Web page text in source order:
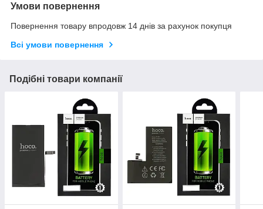
Умови повернення
Повернення товару впродовж 14 днів за рахунок покупця
Всі умови повернення
Подібні товари компанії